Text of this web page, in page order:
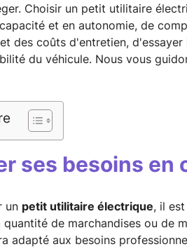
Choisir un petit utilitaire
et en autonomie, de
des coûts d'entretien,
du véhicule. Nous vous
ses besoins en
un petit utilitaire électrique, il
quantité de marchandises ou de
adapté aux besoins